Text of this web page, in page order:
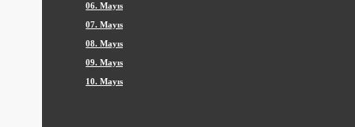
06. Mayıs
07. Mayıs
08. Mayıs
09. Mayıs
10. Mayıs